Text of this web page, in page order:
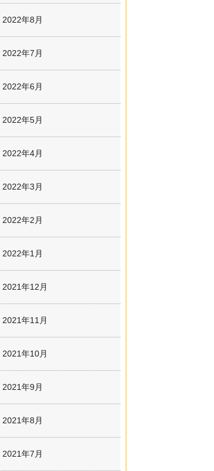
2022年8月
2022年7月
2022年6月
2022年5月
2022年4月
2022年3月
2022年2月
2022年1月
2021年12月
2021年11月
2021年10月
2021年9月
2021年8月
2021年7月